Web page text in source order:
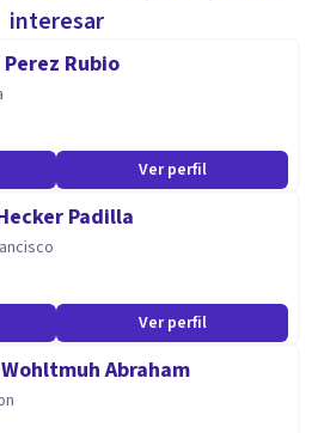
interesar
Rubio
Ver perfil
Padilla
Ver perfil
Abraham